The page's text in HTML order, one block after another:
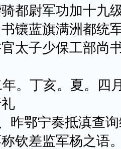
都尉军功加十九
镶蓝旗满洲都统
太子少保工部尚
丁亥。夏。四
鄂宁奏抵滇查询
钦差监军杨之语